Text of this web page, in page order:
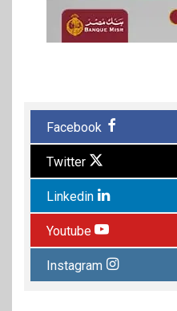
Facebook
Twitter
Linkedin
Youtube
Instagram